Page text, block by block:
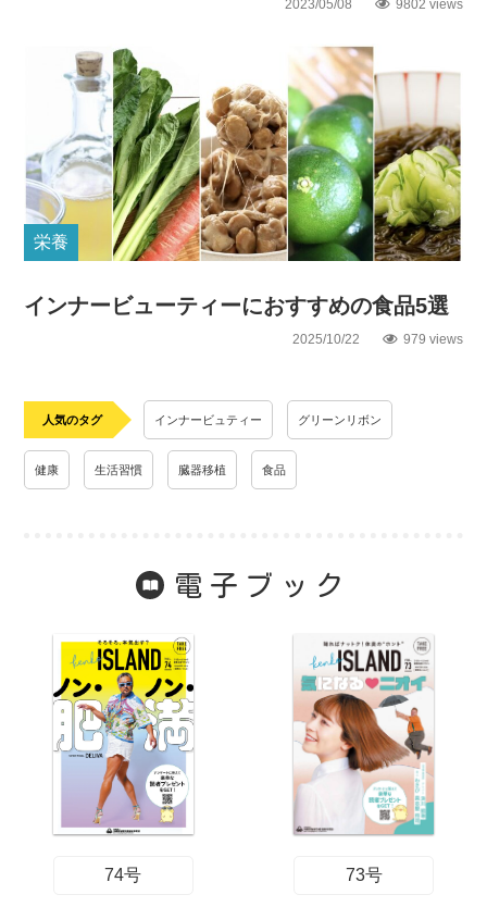
2023/05/08 9802 views
栄養
インナービューティーにおすすめの食品5選
2025/10/22 979 views
人気のタグ インナービュティー グリーンリボン
健康 生活習慣 臓器移植 食品
電子ブック
74号 73号